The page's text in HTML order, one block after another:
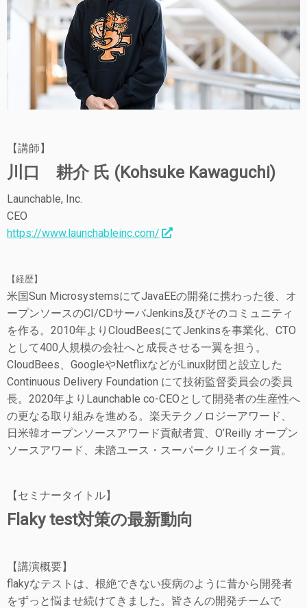
【講師】
川口 耕介 氏 (Kohsuke Kawaguchi)
Launchable, Inc.
CEO
https://www.launchableinc.com/
【経歴】
米国Sun MicrosystemsにてJavaEEの開発に携わった後、オ
ープンソースのCI/CDサーバJenkins及びそのコミュニティ
を作る。2010年よりCloudBeesにてJenkinsを事業化、CTO
として400人規模の会社へと成長させる一翼を担う。
CloudBees、GoogleやNetflixなどがLinux財団と設立した
Continuous Delivery Foundation にて技術監督委員会の委員
長。2020年よりLaunchable co-CEOとして開発者の生産性へ
の更なる取り組みを進める。楽天テクノロジーアワード、
日米韓オープンソースアワード貢献者賞、O’Reilly オープン
ソースアワード、未踏ユース・スーパークリエイター賞。
【セミナータイトル】
Flaky test対策の最新動向
【講演概要】
flakyなテストは、根絶できない疫病のように昔から開発者
をずっと悩ませ続けてきました。皆さんの開発チームで